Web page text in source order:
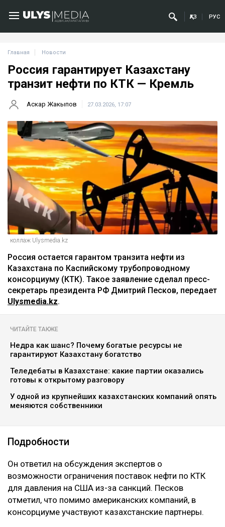
ҚАЗ РУС
Главная Новости
Россия гарантирует Казахстану
транзит нефти по КТК — Кремль
Аскар Жакыпов 27.03.2026, 17:07
коллаж Ulysmedia.kz
Россия остается гарантом транзита нефти из
Казахстана по Каспийскому трубопроводному
консорциуму (КТК). Такое заявление сделал пресс-
секретарь президента РФ Дмитрий Песков, передает
Ulysmedia.kz.
ЧИТАЙТЕ ТАКЖЕ
Недра как шанс? Почему богатые ресурсы не
гарантируют Казахстану богатство
Теледебаты в Казахстане: какие партии оказались
готовы к открытому разговору
У одной из крупнейших казахстанских компаний опять
меняются собственники
Подробности
‎Он ответил на обсуждения экспертов о
возможности ограничения поставок нефти по КТК
для давления на США из-за санкций. Песков
отметил, что помимо американских компаний, в
консорциуме участвуют казахстанские партнеры.